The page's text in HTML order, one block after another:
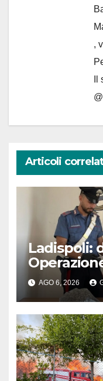
,
Articoli
Ladispoli:
AGO 6, 2026